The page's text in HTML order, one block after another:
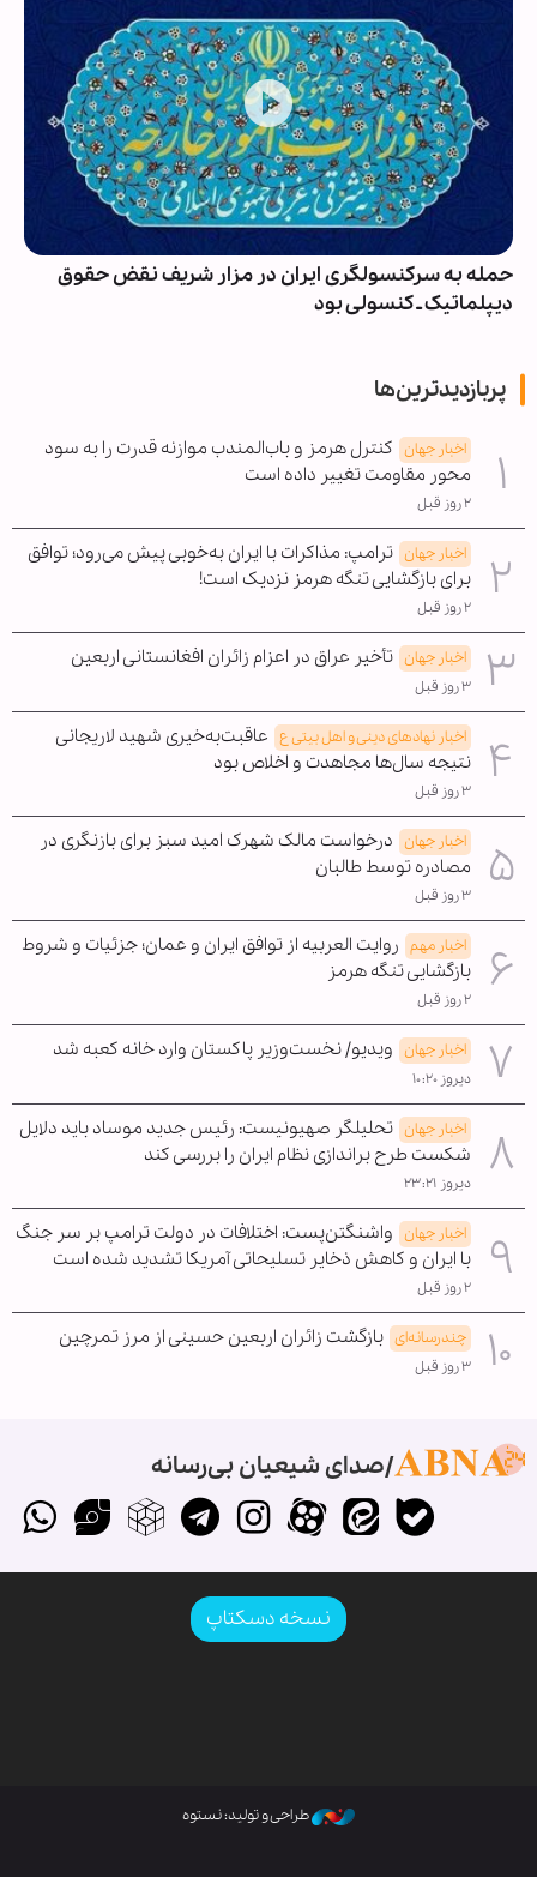
حمله به سرکنسولگری ایران در مزار شریف نقض حقوق
دیپلماتیک ـ کنسولی بود
پربازدیدترین‌ها
اخبار جهان کنترل هرمز و باب‌المندب موازنه قدرت را به سود
محور مقاومت تغییر داده است
۲ روز قبل
اخبار جهان ترامپ: مذاکرات با ایران به‌خوبی پیش می‌رود؛ توافق
برای بازگشایی تنگه هرمز نزدیک است!
۲ روز قبل
اخبار جهان تأخیر عراق در اعزام زائران افغانستانی اربعین
۳ روز قبل
اخبار نهادهای دینی و اهل بیتی ع عاقبت‌به‌خیری شهید لاریجانی
نتیجه سال‌ها مجاهدت و اخلاص بود
۳ روز قبل
اخبار جهان درخواست مالک شهرک امید سبز برای بازنگری در
مصادره توسط طالبان
۳ روز قبل
اخبار مهم روایت العربیه از توافق ایران و عمان؛ جزئیات و شروط
بازگشایی تنگه هرمز
۲ روز قبل
اخبار جهان ویدیو/ نخست‌وزیر پاکستان وارد خانه کعبه شد
دیروز ۱۰:۲۰
اخبار جهان تحلیلگر صهیونیست: رئیس جدید موساد باید دلایل
شکست طرح براندازی نظام ایران را بررسی کند
دیروز ۲۳:۲۱
اخبار جهان واشنگتن‌پست: اختلافات در دولت ترامپ بر سر جنگ
با ایران و کاهش ذخایر تسلیحاتی آمریکا تشدید شده است
۲ روز قبل
چندرسانه‌ای بازگشت زائران اربعین حسینی از مرز تمرچین
۳ روز قبل
صدای شیعیان بی‌رسانه
نسخه دسکتاپ
طراحی و تولید: نستوه